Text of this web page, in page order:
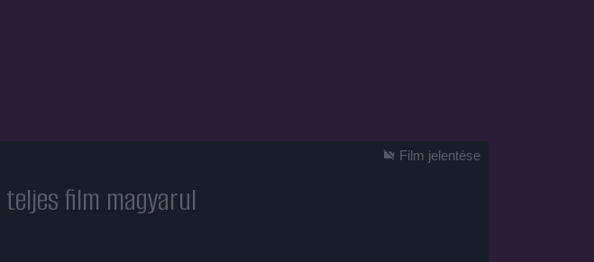
Film jelentése
teljes film magyarul